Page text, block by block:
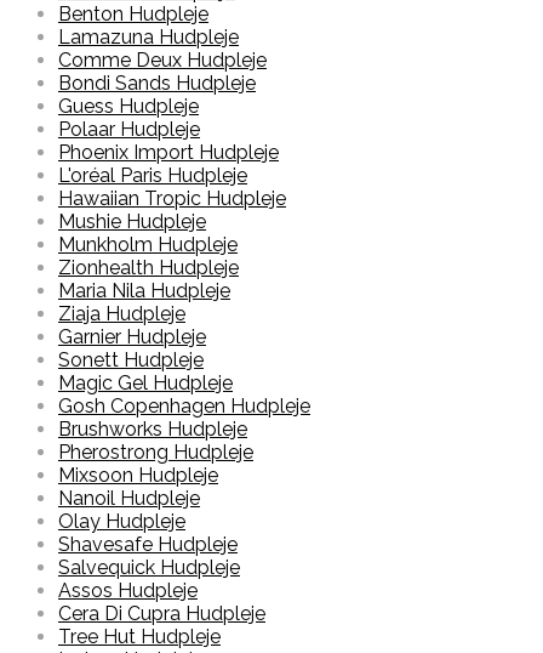
Benton Hudpleje
Lamazuna Hudpleje
Comme Deux Hudpleje
Bondi Sands Hudpleje
Guess Hudpleje
Polaar Hudpleje
Phoenix Import Hudpleje
L'oréal Paris Hudpleje
Hawaiian Tropic Hudpleje
Mushie Hudpleje
Munkholm Hudpleje
Zionhealth Hudpleje
Maria Nila Hudpleje
Ziaja Hudpleje
Garnier Hudpleje
Sonett Hudpleje
Magic Gel Hudpleje
Gosh Copenhagen Hudpleje
Brushworks Hudpleje
Pherostrong Hudpleje
Mixsoon Hudpleje
Nanoil Hudpleje
Olay Hudpleje
Shavesafe Hudpleje
Salvequick Hudpleje
Assos Hudpleje
Cera Di Cupra Hudpleje
Tree Hut Hudpleje